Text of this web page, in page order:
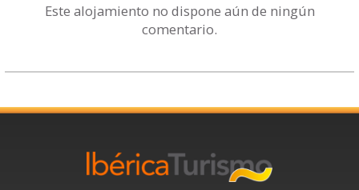
Este alojamiento no dispone aún de ningún
comentario.